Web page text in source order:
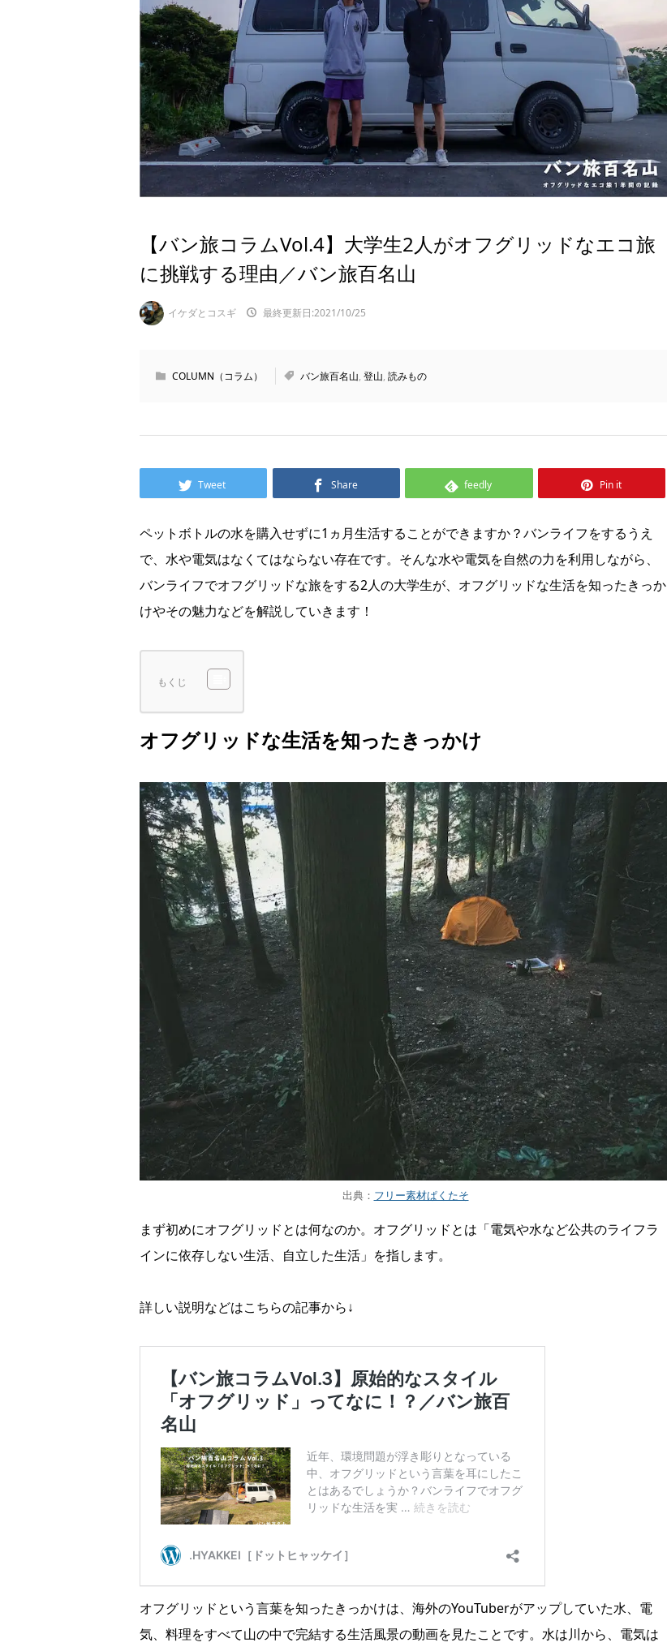
【バン旅コラムVol.4】大学生2人がオフグリッドなエコ旅
に挑戦する理由／バン旅百名山
イケダとコスギ 最終更新日:2021/10/25
COLUMN（コラム） バン旅百名山, 登山, 読みもの
Tweet Share feedly Pin it
ペットボトルの水を購入せずに1ヵ月生活することができますか？バンライフをするうえ
で、水や電気はなくてはならない存在です。そんな水や電気を自然の力を利用しながら、
バンライフでオフグリッドな旅をする2人の大学生が、オフグリッドな生活を知ったきっか
けやその魅力などを解説していきます！
もくじ
オフグリッドな生活を知ったきっかけ
出典： フリー素材ぱくたそ
まず初めにオフグリッドとは何なのか。オフグリッドとは「電気や水など公共のライフラ
インに依存しない生活、自立した生活」を指します。
詳しい説明などはこちらの記事から↓
オフグリッドという言葉を知ったきっかけは、海外のYouTuberがアップしていた水、電
気、料理をすべて山の中で完結する生活風景の動画を見たことです。水は川から、電気は